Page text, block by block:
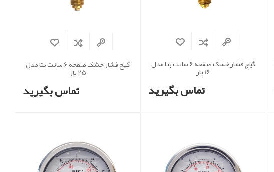
گیج فشار خشک صفحه 6 سانت بتا مدل
16 بار
تماس بگیرید
گیج فشار خشک صفحه 6 سانت بتا مدل
25 بار
تماس بگیرید